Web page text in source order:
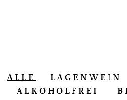
ALLE LAGENWEIN
ALKOHOLFREI